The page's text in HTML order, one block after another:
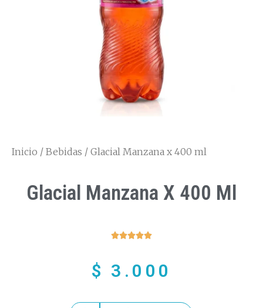
Inicio / Bebidas / Glacial Manzana x 400 ml
Glacial Manzana X 400 Ml

$ 3.000